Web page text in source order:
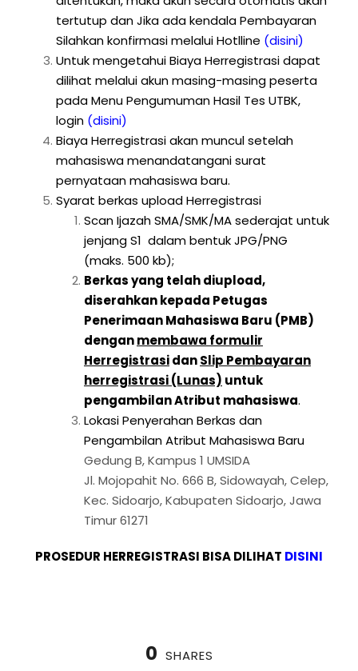
tertutup dan Jika ada kendala Pembayaran
Silahkan konfirmasi melalui Hotlline (disini)
Untuk mengetahui Biaya Herregistrasi dapat
dilihat melalui akun masing-masing peserta
pada Menu Pengumuman Hasil Tes UTBK,
login (disini)
Biaya Herregistrasi akan muncul setelah
mahasiswa menandatangani surat
pernyataan mahasiswa baru.
Syarat berkas upload Herregistrasi
Scan Ijazah SMA/SMK/MA sederajat untuk
jenjang S1 dalam bentuk JPG/PNG
(maks. 500 kb);
Berkas yang telah diupload,
diserahkan kepada Petugas
Penerimaan Mahasiswa Baru (PMB)
denganmembawa formulir
HerregistrasidanSlip Pembayaran
herregistrasi (Lunas) untuk
pengambilan Atribut mahasiswa.
Lokasi Penyerahan Berkas dan
Pengambilan Atribut Mahasiswa Baru
Gedung B, Kampus 1 UMSIDA
Jl. Mojopahit No. 666 B, Sidowayah, Celep,
Kec. Sidoarjo, Kabupaten Sidoarjo, Jawa
Timur 61271
PROSEDUR HERREGISTRASI BISA DILIHAT DISINI
0 SHARES